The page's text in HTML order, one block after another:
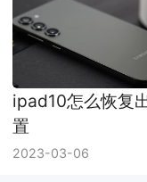
ipad10怎么恢复
置
2023-03-06